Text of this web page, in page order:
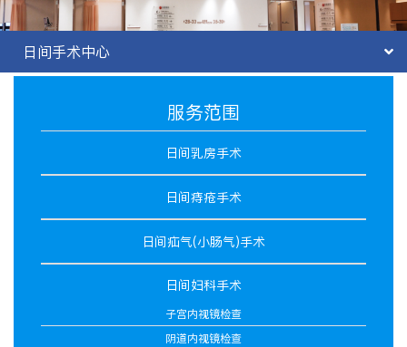
日间手术中心
服务范围
日间乳房手术
日间痔疮手术
日间疝气(小肠气)手术
日间妇科手术
子宫内视镜检查
阴道内视镜检查